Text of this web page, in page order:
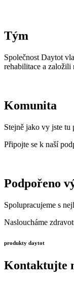
Tým
Společnost Daytot
rehabilitace a
Komunita
Stejně jako vy jste tu
Připojte se k naší
Podpořeno
Spolupracujeme s
Nasloucháme
produkty daytot
Kontaktujte